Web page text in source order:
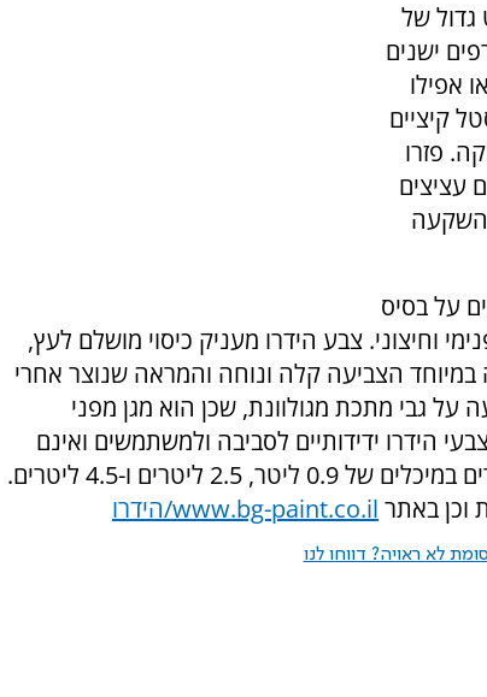
של
ישנים
אפילו
קיציים
פזרו
עציצים
השקעה
על בסיס
וחיצוני. צבע הידרו מעניק כיסוי מושלם לעץ,
במיוחד הצביעה קלה ונוחה והמראה שנוצר אחרי
על גבי מתכת מגולוונת, שכן הוא מגן מפני
הידרו ידידותיים לסביבה ולמשתמשים ואינם
מכילים עופרת, בעלי כושר כיסוי מעולה והם נמכרים במיכלים של 0.9 ליטר, 2.5 ליטרים ו-4.5 ליטרים.
וכן באתר www.bg-paint.co.il/הידרו
לא ראויה? דווחו לנו